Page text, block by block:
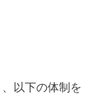
以下の体制を